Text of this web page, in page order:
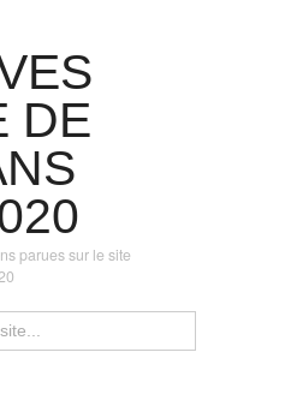
DE
parues sur le site